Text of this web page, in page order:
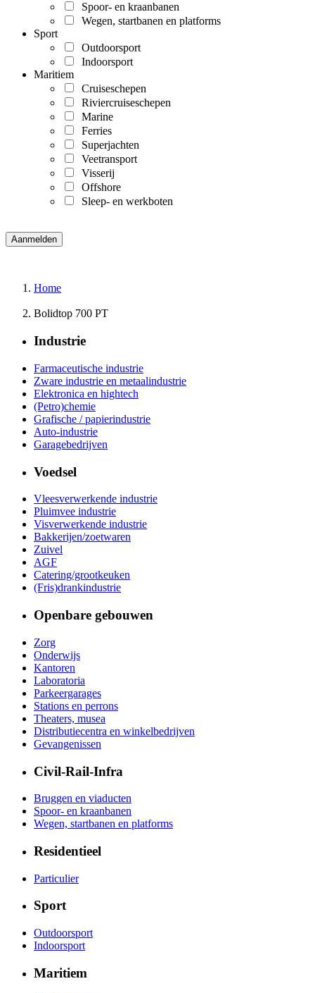
Spoor- en kraanbanen
Wegen, startbanen en platforms
Sport
Outdoorsport
Indoorsport
Maritiem
Cruiseschepen
Riviercruiseschepen
Marine
Ferries
Superjachten
Veetransport
Visserij
Offshore
Sleep- en werkboten
Home
Bolidtop 700 PT
Industrie
Farmaceutische industrie
Zware industrie en metaalindustrie
Elektronica en hightech
(Petro)chemie
Grafische / papierindustrie
Auto-industrie
Garagebedrijven
Voedsel
Vleesverwerkende industrie
Pluimvee industrie
Visverwerkende industrie
Bakkerijen/zoetwaren
Zuivel
AGF
Catering/grootkeuken
(Fris)drankindustrie
Openbare gebouwen
Zorg
Onderwijs
Kantoren
Laboratoria
Parkeergarages
Stations en perrons
Theaters, musea
Distributiecentra en winkelbedrijven
Gevangenissen
Civil-Rail-Infra
Bruggen en viaducten
Spoor- en kraanbanen
Wegen, startbanen en platforms
Residentieel
Particulier
Sport
Outdoorsport
Indoorsport
Maritiem